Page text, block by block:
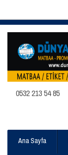
0532 213 54 85
Ana Sayfa